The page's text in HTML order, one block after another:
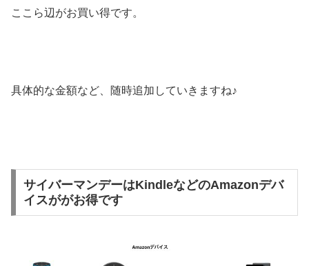
ここら辺がお買い得です。
具体的な金額など、随時追加していきますね♪
サイバーマンデーはKindleなどのAmazonデバ
イスががお得です